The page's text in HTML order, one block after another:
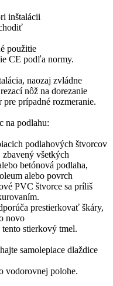
inštalácii
použitie
CE podľa normy.
naozaj zvládne
nôž na dorezanie
prípadné rozmeranie.
na podlahu:
podlahových štvorcov
všetkých
betónová podlaha,
alebo povrch
PVC štvorce sa príliš
prestierkovať škáry,
novo
stierkový tmel.
samolepiace dlaždice
vodorovnej polohe.